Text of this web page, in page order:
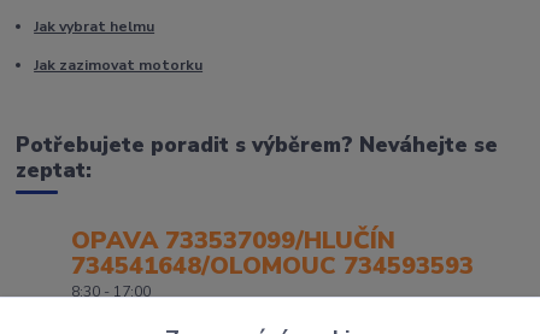
Jak vybrat helmu
Jak zazimovat motorku
Potřebujete poradit s výběrem? Neváhejte se
zeptat:
OPAVA 733537099/HLUČÍN
734541648/OLOMOUC 734593593
8:30 - 17:00